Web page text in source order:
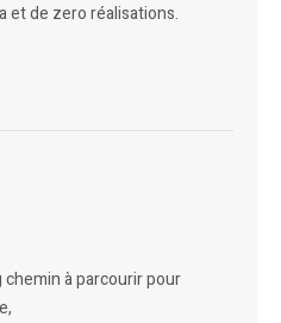
et de zero réalisations.
à parcourir pour